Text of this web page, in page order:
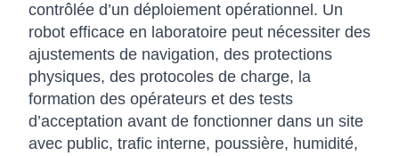
contrôlée d’un déploiement opérationnel. Un
robot efficace en laboratoire peut nécessiter des
ajustements de navigation, des protections
physiques, des protocoles de charge, la
formation des opérateurs et des tests
d’acceptation avant de fonctionner dans un site
avec public, trafic interne, poussière, humidité,